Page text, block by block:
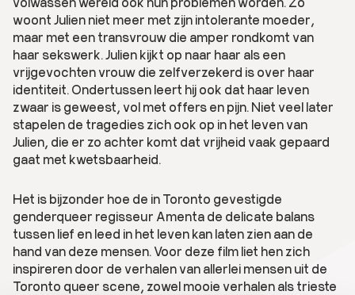
woont Julien niet meer met zijn intolerante moeder,
maar met een transvrouw die amper rondkomt van
haar sekswerk. Julien kijkt op naar haar als een
vrijgevochten vrouw die zelfverzekerd is over haar
identiteit. Ondertussen leert hij ook dat haar leven
zwaar is geweest, vol met offers en pijn. Niet veel later
stapelen de tragedies zich ook op in het leven van
Julien, die er zo achter komt dat vrijheid vaak gepaard
gaat met kwetsbaarheid.
Het is bijzonder hoe de in Toronto gevestigde
genderqueer regisseur Amenta de delicate balans
tussen lief en leed in het leven kan laten zien aan de
hand van deze mensen. Voor deze film liet hen zich
inspireren door de verhalen van allerlei mensen uit de
Toronto queer scene, zowel mooie verhalen als trieste